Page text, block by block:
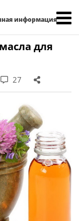
информация
для
27